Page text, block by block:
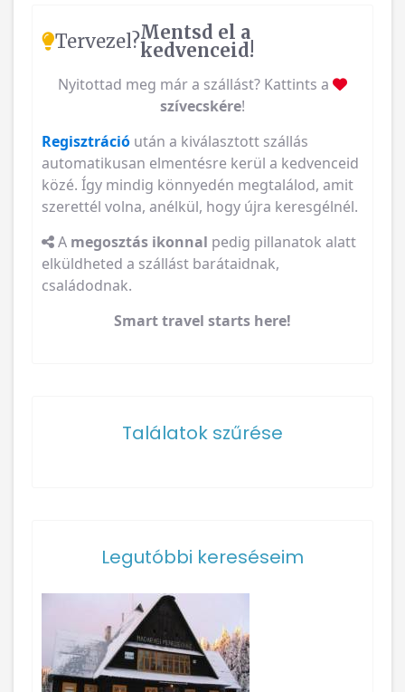
Tervezel?Mentsd el a
kedvenceid!
Nyitottad meg már a szállást? Kattints a
szívecskére!
Regisztráció után a kiválasztott szállás
automatikusan elmentésre kerül a kedvenceid
közé. Így mindig könnyedén megtalálod, amit
szerettél volna, anélkül, hogy újra keresgélnél.
A megosztás ikonnal pedig pillanatok alatt
elküldheted a szállást barátaidnak,
családodnak.
Smart travel starts here!
Találatok szűrése
Legutóbbi kereséseim